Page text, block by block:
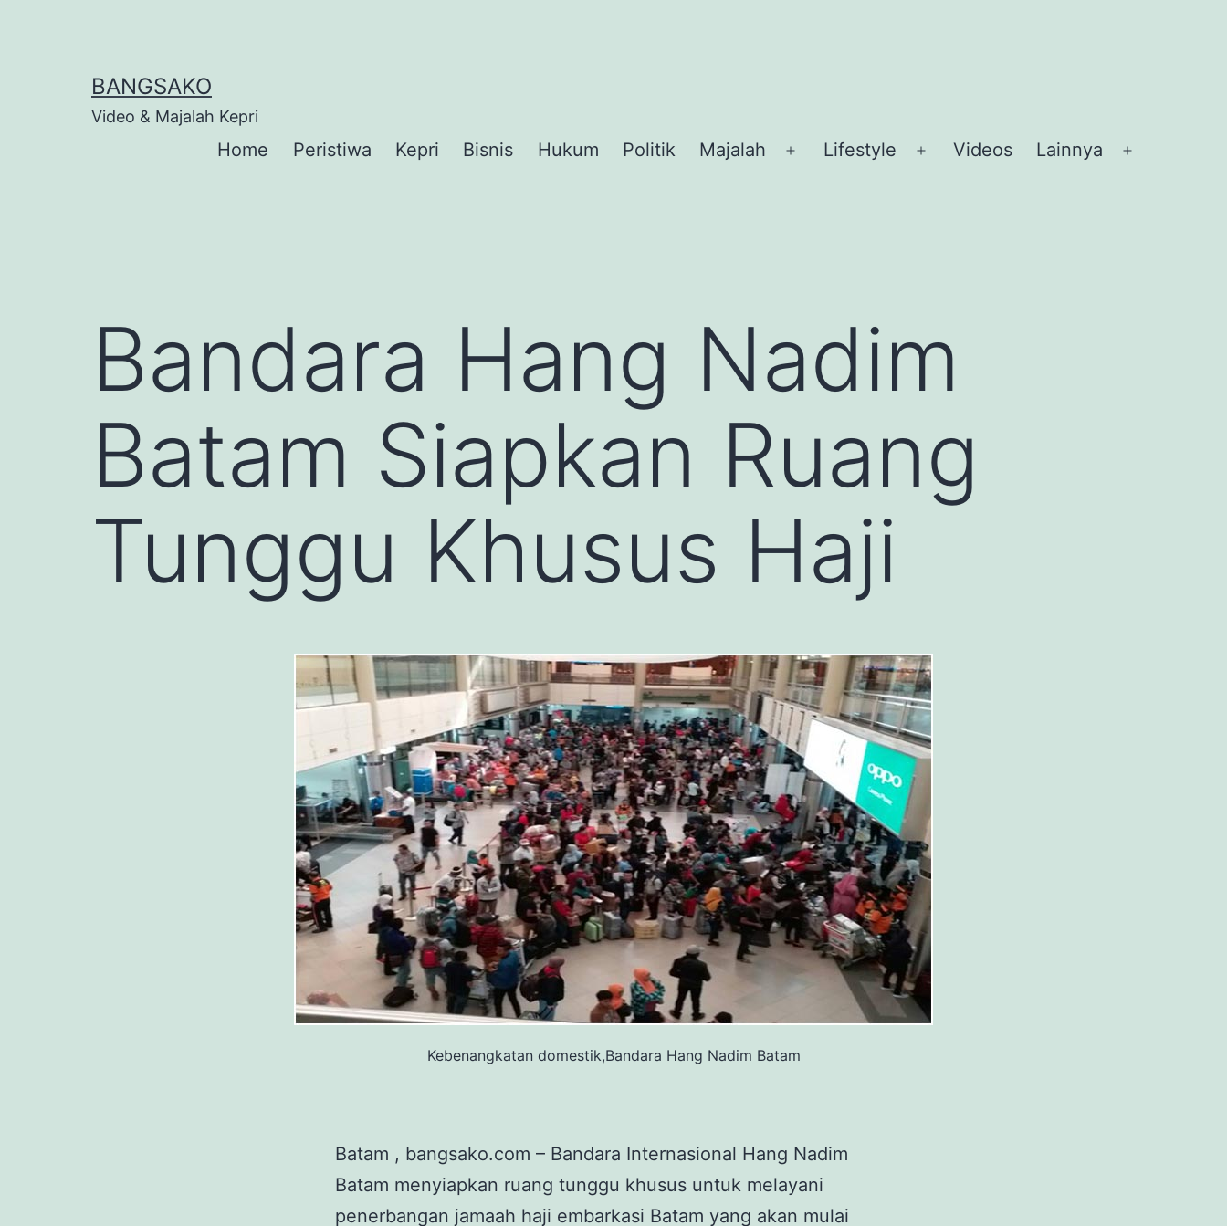
BANGSAKO
Video & Majalah Kepri
Home Peristiwa Kepri Bisnis Hukum Politik Majalah
Open
Lifestyle
Open
Videos Lainnya
Bandara Hang Nadim
Batam Siapkan Ruang
Tunggu Khusus Haji
Kebenangkatan domestik,Bandara Hang Nadim Batam
Batam , bangsako.com – Bandara Internasional Hang Nadim
Batam menyiapkan ruang tunggu khusus untuk melayani
penerbangan jamaah haji embarkasi Batam yang akan mulai